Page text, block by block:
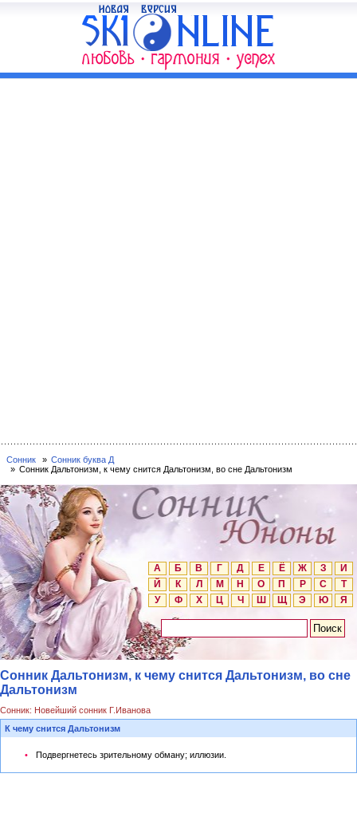
Сонник
Сонник буква Д
Сонник Дальтонизм, к чему снится Дальтонизм, во сне Дальтонизм
А Б В Г Д Е Ё Ж З
И
Й
К Л М Н О П Р С
Т
У
Ф Х Ц Ч Ш Щ Э Ю Я
Сонник Дальтонизм, к чему снится Дальтонизм, во сне
Дальтонизм
Сонник: Новейший сонник Г.Иванова
К чему снится Дальтонизм
Подвергнетесь зрительному обману; иллюзии.